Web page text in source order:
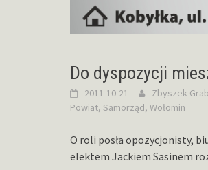
Do dyspozycji
2011-10-21 Zbyszek
Powiat, Samorząd, Wołomin
O roli posła opozycjonisty,
elektem Jackiem Sasinem